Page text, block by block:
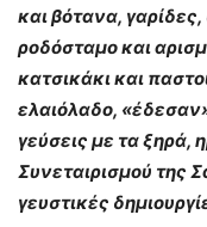
και βότανα,
ροδόσταμο και
κατσικάκι και
ελαιόλαδο,
γεύσεις με τα ξηρά,
Συνεταιρισμού της
γευστικές